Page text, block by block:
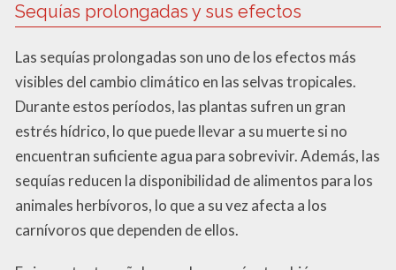
Sequías prolongadas y sus efectos
Las sequías prolongadas son uno de los efectos más
visibles del cambio climático en las selvas tropicales.
Durante estos períodos, las plantas sufren un gran
estrés hídrico, lo que puede llevar a su muerte si no
encuentran suficiente agua para sobrevivir. Además, las
sequías reducen la disponibilidad de alimentos para los
animales herbívoros, lo que a su vez afecta a los
carnívoros que dependen de ellos.